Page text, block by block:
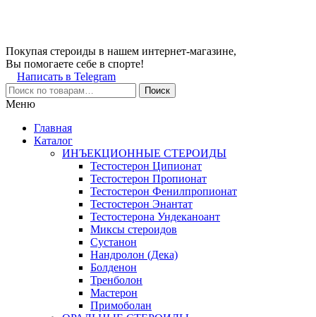
Покупая стероиды в нашем интернет-магазине,
Вы помогаете себе в спорте!
Написать в Telegram
Поиск
Меню
Главная
Каталог
ИНЪЕКЦИОННЫЕ СТЕРОИДЫ
Тестостерон Ципионат
Тестостерон Пропионат
Тестостерон Фенилпропионат
Тестостерон Энантат
Тестостерона Ундеканоант
Миксы стероидов
Сустанон
Нандролон (Дека)
Болденон
Тренболон
Мастерон
Примоболан